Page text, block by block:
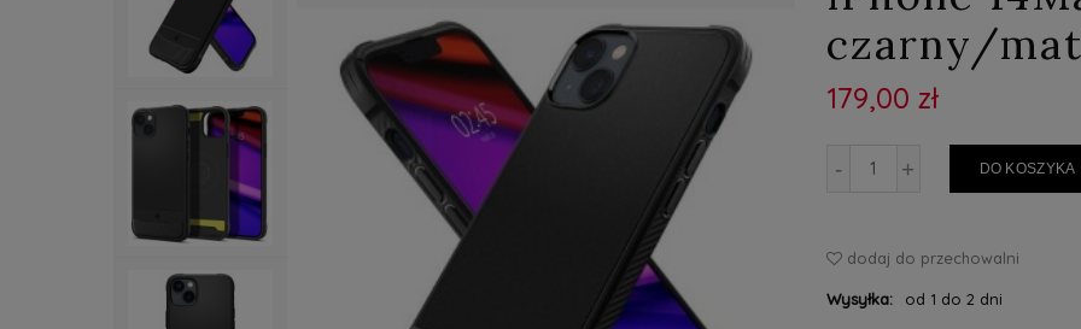
czarny/
179,00 zł
- + DO KOSZYKA
dodaj do przechowalni
Wysyłka: od 1 do 2 dni